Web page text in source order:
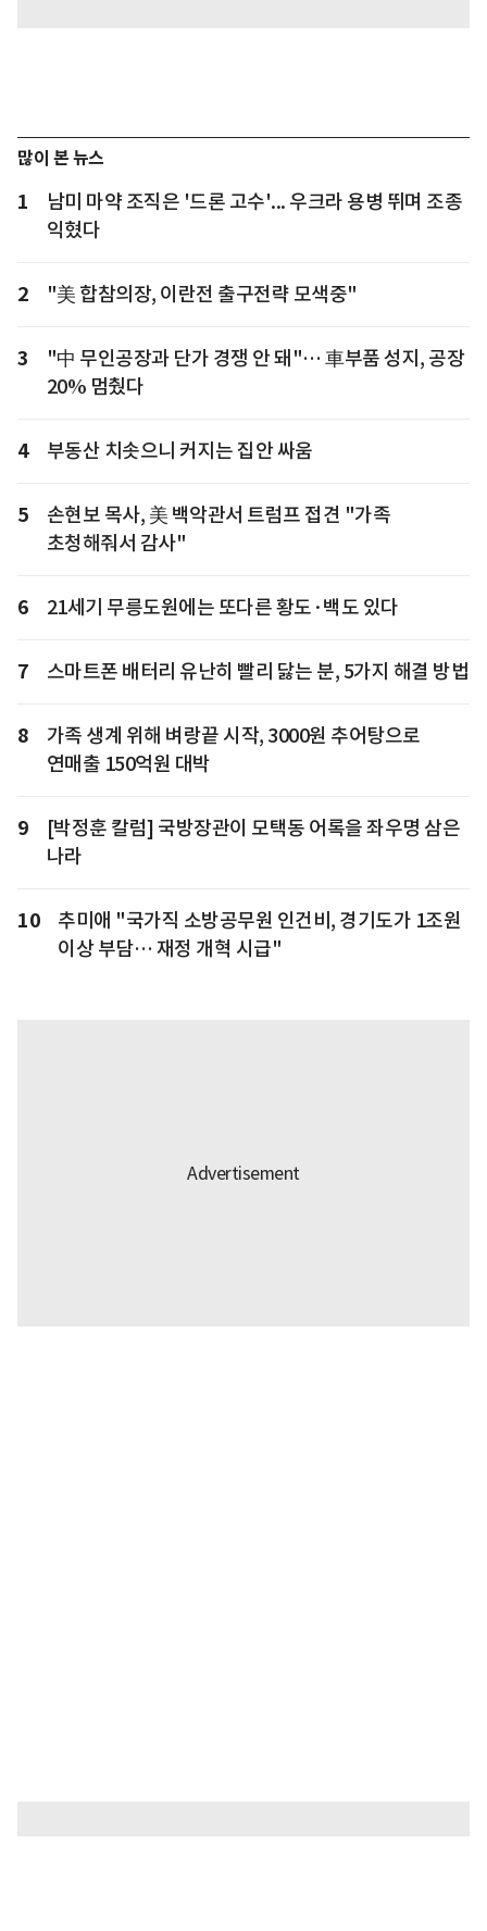
많이 본 뉴스
1
남미 마약 조직은 '드론 고수'... 우크라 용병 뛰며 조종
익혔다
2 "美 합참의장, 이란전 출구전략 모색중"
3
"中 무인공장과 단가 경쟁 안 돼"… 車부품 성지, 공장
20% 멈췄다
4 부동산 치솟으니 커지는 집안 싸움
5
손현보 목사, 美 백악관서 트럼프 접견 "가족
초청해줘서 감사"
6 21세기 무릉도원에는 또다른 황도·백도 있다
7 스마트폰 배터리 유난히 빨리 닳는 분, 5가지 해결 방법
8
가족 생계 위해 벼랑끝 시작, 3000원 추어탕으로
연매출 150억원 대박
9
[박정훈 칼럼] 국방장관이 모택동 어록을 좌우명 삼은
나라
10
추미애 "국가직 소방공무원 인건비, 경기도가 1조원
이상 부담… 재정 개혁 시급"